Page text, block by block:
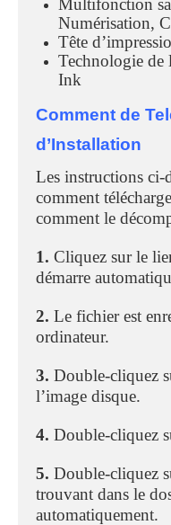
Numérisation,
Tête
Technologie de
Ink
Comment de
d’Installation
Les instructions ci-
comment
comment le
1. Cliquez sur le
démarre
2. Le fichier est
ordinateur.
3. Double-cliquez
l’image disque.
4. Double-cliquez
5. Double-cliquez
trouvant dans le
automatiquement.